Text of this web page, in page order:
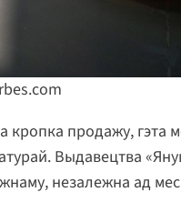
кропка продажу, гэта
Выдавецтва
незалежна ад